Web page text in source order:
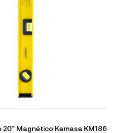
20" Magnético Kamasa KM186